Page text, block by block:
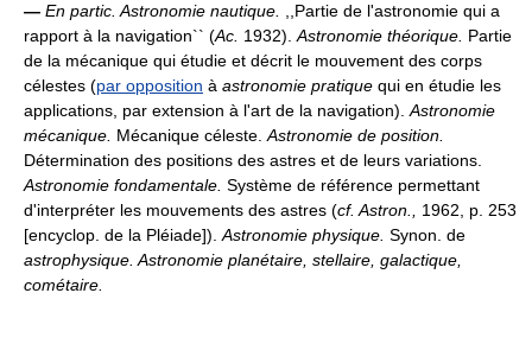
— En partic. Astronomie nautique.
,,Partie de l'astronomie qui a
rapport à la navigation`` (Ac. 1932). Astronomie théorique. Partie
de la mécanique qui étudie et décrit le mouvement des corps
célestes (par opposition à astronomie pratique qui en étudie les
applications, par extension à l'art de la navigation). Astronomie
mécanique. Mécanique céleste. Astronomie de position.
Détermination des positions des astres et de leurs variations.
Astronomie fondamentale. Système de référence permettant
d'interpréter les mouvements des astres (cf. Astron.,
1962, p. 253
[encyclop. de la Pléiade]). Astronomie physique. Synon. de
astrophysique. Astronomie planétaire, stellaire, galactique,
cométaire.